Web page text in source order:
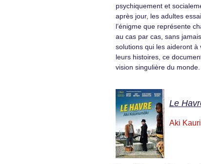
psychiquement et
après jour, les adultes
l’énigme que représente
au cas par cas, sans
solutions qui les aideront à
leurs histoires, ce
vision singulière du monde.
Le
Aki